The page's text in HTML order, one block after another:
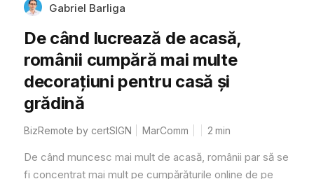
Gabriel Barliga
De când lucrează de acasă,
românii cumpără mai multe
decorațiuni pentru casă și
grădină
BizRemote by certSIGN MarComm 2 min
De când muncesc mai mult de acasă, românii par să se
fi concentrat mai mult pe cumpărăturile online de pe